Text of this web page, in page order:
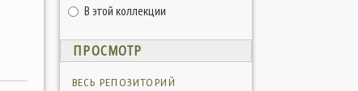
В этой коллекции
ПРОСМОТР
ВЕСЬ РЕПОЗИТОРИЙ